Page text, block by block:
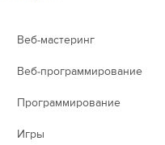
Веб-мастеринг
Веб-программирование
Программирование
Игры